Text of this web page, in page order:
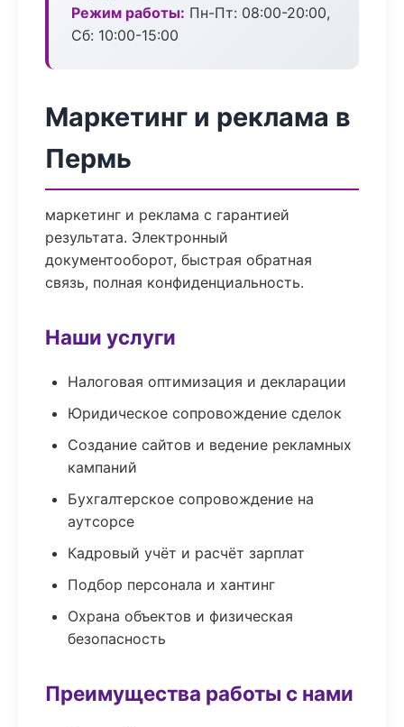
Режим работы: Пн-Пт: 08:00-20:00,
Сб: 10:00-15:00
Маркетинг и реклама в
Пермь
маркетинг и реклама с гарантией
результата. Электронный
документооборот, быстрая обратная
связь, полная конфиденциальность.
Наши услуги
Налоговая оптимизация и декларации
Юридическое сопровождение сделок
Создание сайтов и ведение рекламных
кампаний
Бухгалтерское сопровождение на
аутсорсе
Кадровый учёт и расчёт зарплат
Подбор персонала и хантинг
Охрана объектов и физическая
безопасность
Преимущества работы с нами